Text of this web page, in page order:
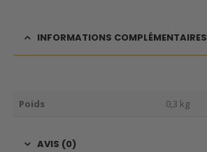
INFORMATIONS COMPLÉMENTAIRES
Poids 0,3 kg
AVIS (0)